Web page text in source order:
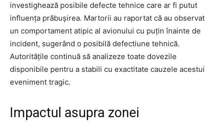
investighează posibile defecte tehnice care ar fi putut
influența prăbușirea. Martorii au raportat că au observat
un comportament atipic al avionului cu puțin înainte de
incident, sugerând o posibilă defectiune tehnică.
Autoritățile continuă să analizeze toate dovezile
disponibile pentru a stabili cu exactitate cauzele acestui
eveniment tragic.
Impactul asupra zonei